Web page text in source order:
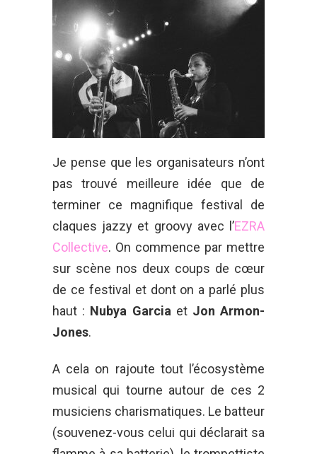
Je pense que les organisateurs n’ont
pas trouvé meilleure idée que de
terminer ce magnifique festival de
claques jazzy et groovy avec l’EZRA
Collective. On commence par mettre
sur scène nos deux coups de cœur
de ce festival et dont on a parlé plus
haut : Nubya Garciaet Jon Armon-
Jones.
A cela on rajoute tout l’écosystème
musical qui tourne autour de ces 2
musiciens charismatiques. Le batteur
(souvenez-vous celui qui déclarait sa